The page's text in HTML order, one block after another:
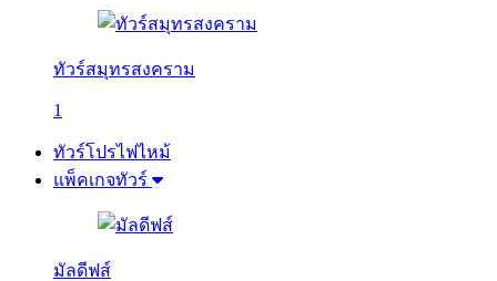
ทัวร์สมุทรสงคราม
1
ทัวร์โปรไฟไหม้
แพ็คเกจทัวร์
มัลดีฟส์